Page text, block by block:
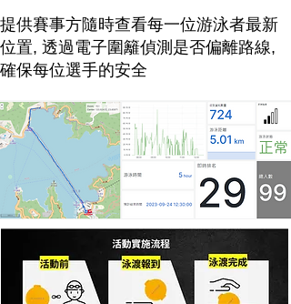
​提供賽事方隨時查看每一位游泳者最新
位置, 透過電子圍籬偵測是否偏離路線,
確保每位選手的安全